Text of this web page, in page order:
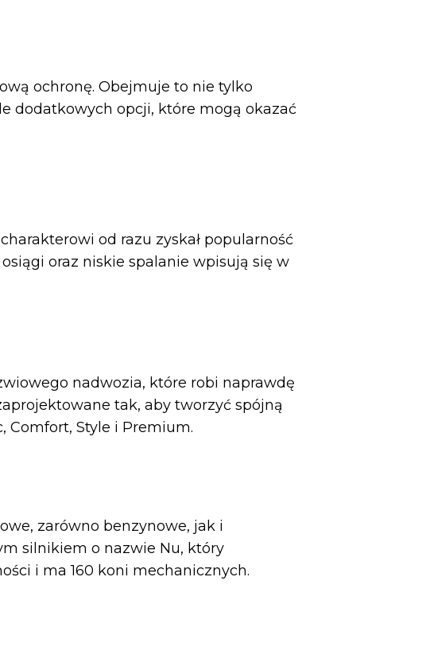
ochronę. Obejmuje to nie tylko
dodatkowych opcji, które mogą okazać
od razu zyskał popularność
oraz niskie spalanie wpisują się w
nadwozia, które robi naprawdę
tak, aby tworzyć spójną
Comfort, Style i Premium.
zarówno benzynowe, jak i
silnikiem o nazwie Nu, który
i ma 160 koni mechanicznych.